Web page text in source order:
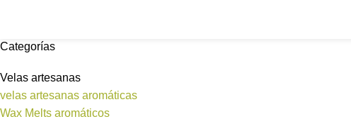
Categorías
Velas artesanas
velas artesanas aromáticas
Wax Melts aromáticos